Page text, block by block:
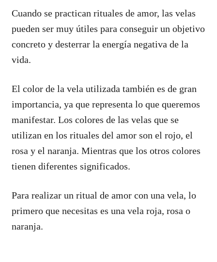
Cuando se practican rituales de amor, las velas
pueden ser muy útiles para conseguir un objetivo
concreto y desterrar la energía negativa de la
vida.
El color de la vela utilizada también es de gran
importancia, ya que representa lo que queremos
manifestar. Los colores de las velas que se
utilizan en los rituales del amor son el rojo, el
rosa y el naranja. Mientras que los otros colores
tienen diferentes significados.
Para realizar un ritual de amor con una vela, lo
primero que necesitas es una vela roja, rosa o
naranja.